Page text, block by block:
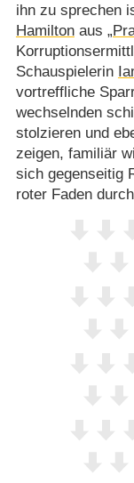
ihn zu sprechen
Hamiltonaus
Schauspielerin
vortreffliche
wechselnden
stolzieren und
zeigen, familiär
sich gegenseitig
roter Faden